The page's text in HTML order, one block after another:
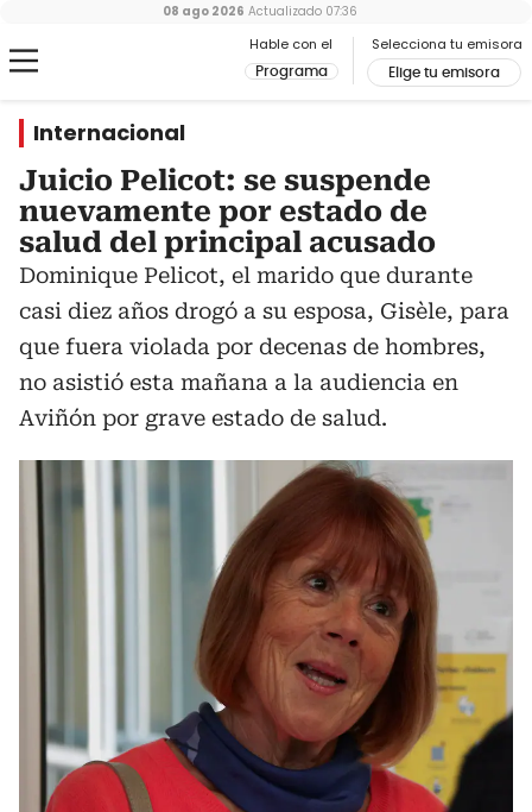
Hable con el
Programa
Selecciona tu emisora
Elige tu emisora
08 ago 2026 Actualizado 07:36
Internacional
Juicio Pelicot: se suspende
nuevamente por estado de
salud del principal acusado
Dominique Pelicot, el marido que durante
casi diez años drogó a su esposa, Gisèle, para
que fuera violada por decenas de hombres,
no asistió esta mañana a la audiencia en
Aviñón por grave estado de salud.